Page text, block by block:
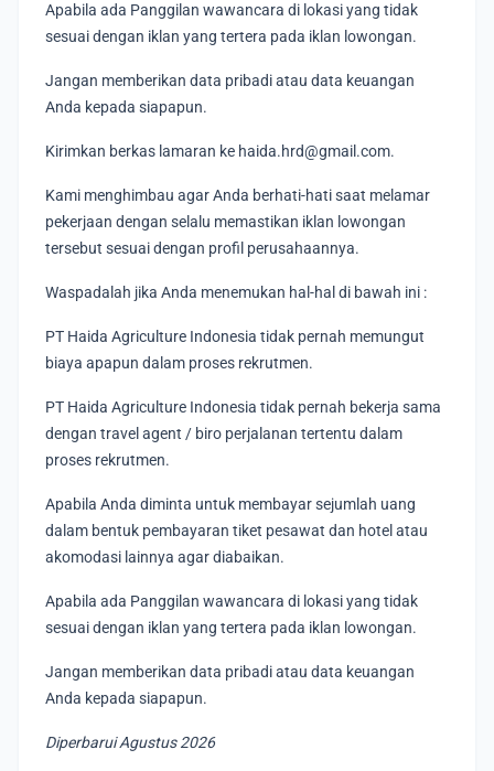
Apabila ada Panggilan wawancara di lokasi yang tidak
sesuai dengan iklan yang tertera pada iklan lowongan.
Jangan memberikan data pribadi atau data keuangan
Anda kepada siapapun.
Kirimkan berkas lamaran ke haida.hrd@gmail.com.
Kami menghimbau agar Anda berhati-hati saat melamar
pekerjaan dengan selalu memastikan iklan lowongan
tersebut sesuai dengan profil perusahaannya.
Waspadalah jika Anda menemukan hal-hal di bawah ini :
PT Haida Agriculture Indonesia tidak pernah memungut
biaya apapun dalam proses rekrutmen.
PT Haida Agriculture Indonesia tidak pernah bekerja sama
dengan travel agent / biro perjalanan tertentu dalam
proses rekrutmen.
Apabila Anda diminta untuk membayar sejumlah uang
dalam bentuk pembayaran tiket pesawat dan hotel atau
akomodasi lainnya agar diabaikan.
Apabila ada Panggilan wawancara di lokasi yang tidak
sesuai dengan iklan yang tertera pada iklan lowongan.
Jangan memberikan data pribadi atau data keuangan
Anda kepada siapapun.
Diperbarui Agustus 2026